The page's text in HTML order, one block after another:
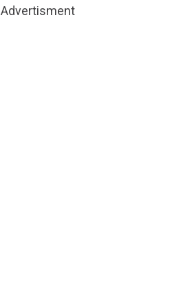
Advertisment